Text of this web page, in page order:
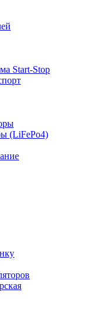
Start-Stop
(LiFePo4)